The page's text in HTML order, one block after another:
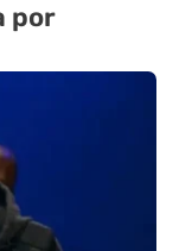
por